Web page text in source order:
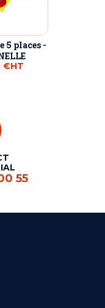
5 places -
€HT
55